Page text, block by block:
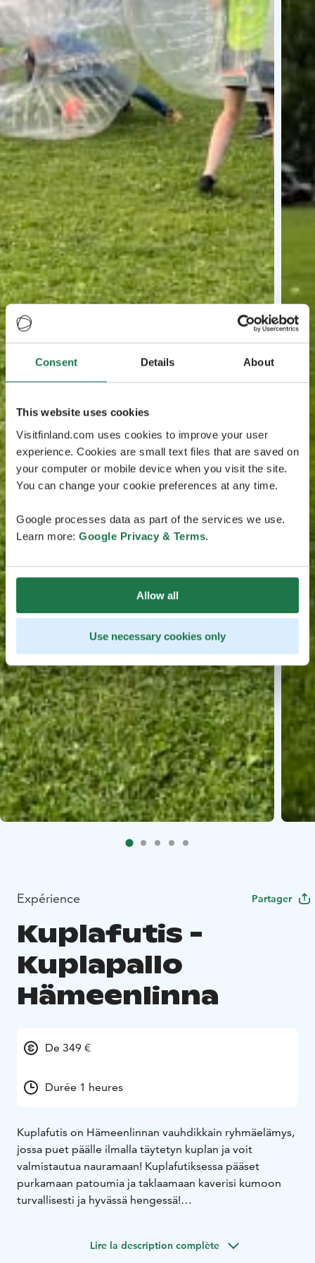
Consent Details About
This website uses cookies
Visitfinland.com uses cookies to improve your user
experience. Cookies are small text files that are saved on
your computer or mobile device when you visit the site.
You can change your cookie preferences at any time.
Google processes data as part of the services we use.
Learn more: Google Privacy & Terms.
Allow all
Use necessary cookies only
Expérience Partager
Kuplafutis -
Kuplapallo
Hämeenlinna
De 349 €
Durée 1 heures
Kuplafutis on Hämeenlinnan vauhdikkain ryhmäelämys,
jossa puet päälle ilmalla täytetyn kuplan ja voit
valmistautua nauramaan! Kuplafutiksessa pääset
purkamaan patoumia ja taklaamaan kaverisi kumoon
turvallisesti ja hyvässä hengessä!
kesäisiin yhteishetkiin.Lire la description complète